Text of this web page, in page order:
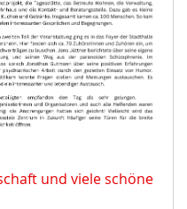
und viele schöne